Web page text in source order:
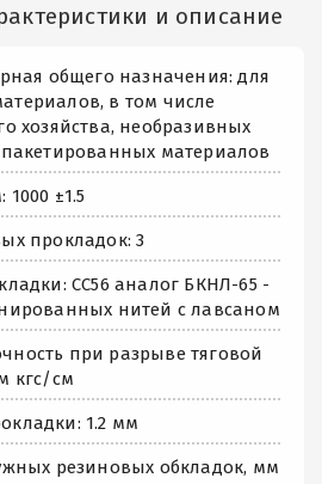
и описание
общего назначения: для
в том числе
хозяйства, необразивных
материалов
±1.5
прокладок: 3
СС56 аналог БКНЛ-65 -
нитей с лавсаном
при разрыве тяговой
кгс/см
1.2 мм
резиновых обкладок, мм